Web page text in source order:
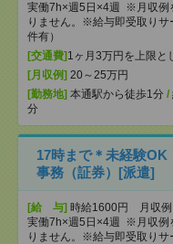
実働7h×週5日×4週 ※月収例
りません。※給与即受取りサ
件有）
[交通費] 1ヶ月3万円を上限と
[月収例] 20～25万円
[勤務地] 本通駅から徒歩1分 /
分
17時まで＊未経験
事務（証券）[派遣]
[給 与] 時給1600円 月収
実働7h×週5日×4週 ※月収例
りません。※給与即受取りサ